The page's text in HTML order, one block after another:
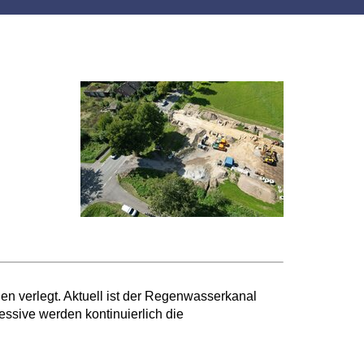
verlegt. Aktuell ist der Regenwasserkanal
werden kontinuierlich die